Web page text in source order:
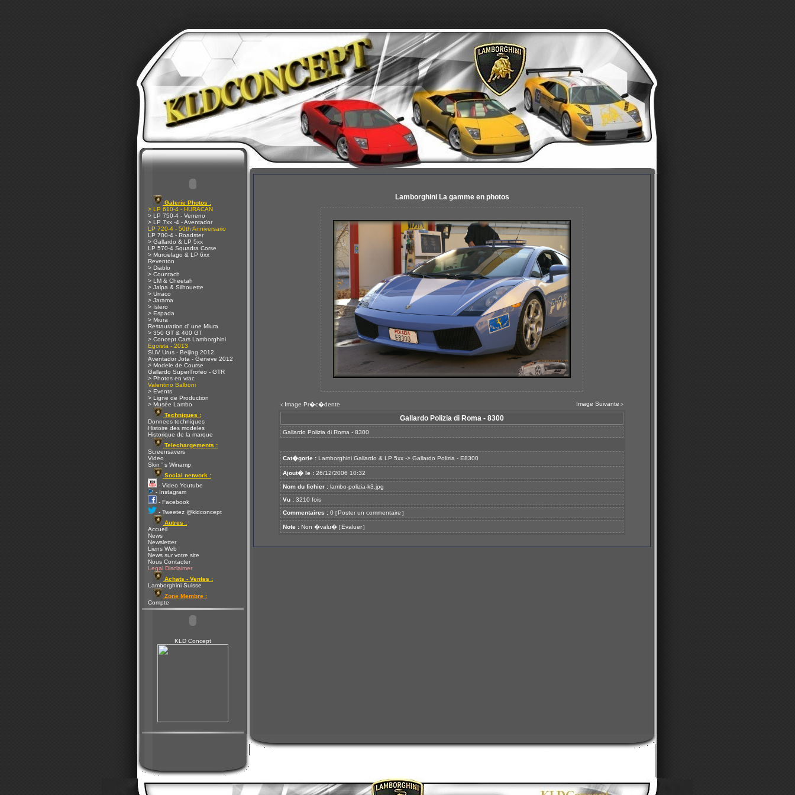
Galerie Photos :
> LP 610-4 - HURACAN
> LP 750-4 - Veneno
> LP 7xx -4 - Aventador
LP 720-4 - 50th Anniversario
LP 700-4 - Roadster
> Gallardo & LP 5xx
LP 570-4 Squadra Corse
> Murcielago & LP 6xx
Reventon
> Diablo
> Countach
> LM & Cheetah
> Jalpa & Silhouette
> Urraco
> Jarama
> Islero
> Espada
> Miura
Restauration d' une Miura
> 350 GT & 400 GT
> Concept Cars Lamborghini
Egoista - 2013
SUV Urus - Beijing 2012
Aventador Jota - Geneve 2012
> Modele de Course
Gallardo SuperTrofeo - GTR
> Photos en vrac
Valentino Balboni
> Events
> Ligne de Production
> Musée Lambo
Techniques :
Donnees techniques
Histoire des modeles
Historique de la marque
Telechargements :
Screensavers
Video
Skin ' s Winamp
Social network :
- Video Youtube
- Instagram
- Facebook
- Tweetez @kldconcept
Autres :
Accueil
News
Newsletter
Liens Web
News sur votre site
Nous Contacter
Legal Disclaimer
Achats - Ventes :
Lamborghini Suisse
Zone Membre :
Compte
KLD Concept
Lamborghini La gamme en photos
< Image Pr�c�dente Image Suivante >
Gallardo Polizia di Roma - 8300
Gallardo Polizia di Roma - 8300
Cat�gorie : Lamborghini Gallardo & LP 5xx -> Gallardo Polizia - E8300
Ajout� le : 26/12/2006 10:32
Nom du fichier : lambo-polizia-k3.jpg
Vu : 3210 fois
Commentaires : 0 [ Poster un commentaire ]
Note : Non �valu� [ Evaluer ]